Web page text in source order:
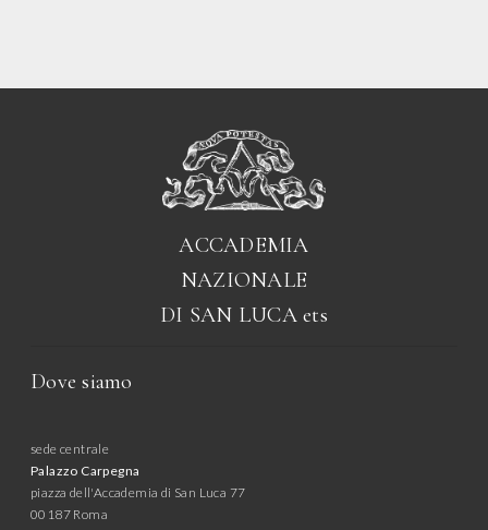
ACCADEMIA
NAZIONALE
DI SAN LUCAets
Dove siamo
sede centrale
Palazzo Carpegna
piazza dell'Accademia di San Luca 77
00187 Roma